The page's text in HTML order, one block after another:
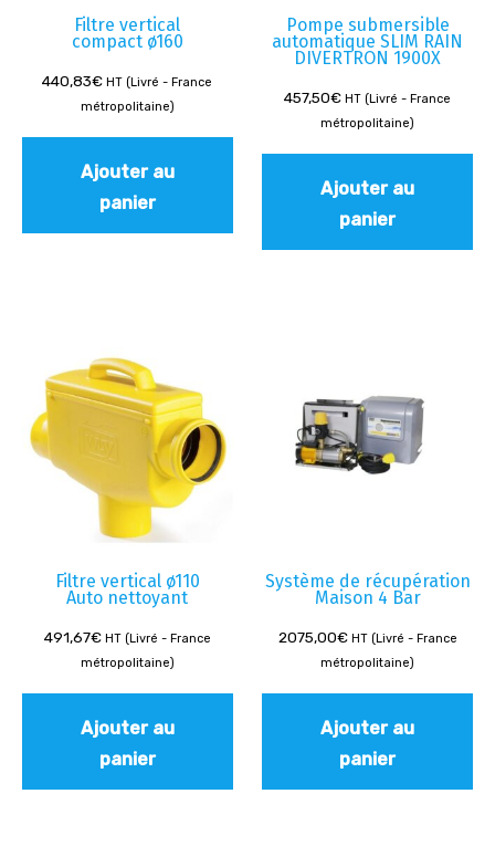
Filtre vertical
compact ø160
440,83€ HT (Livré - France
métropolitaine)
Ajouter au
panier
Pompe submersible
automatique SLIM RAIN
DIVERTRON 1900X
457,50€ HT (Livré - France
métropolitaine)
Ajouter au
panier
Filtre vertical ø110
Auto nettoyant
491,67€ HT (Livré - France
métropolitaine)
Ajouter au
panier
Système de récupération
Maison 4 Bar
2075,00€ HT (Livré - France
métropolitaine)
Ajouter au
panier